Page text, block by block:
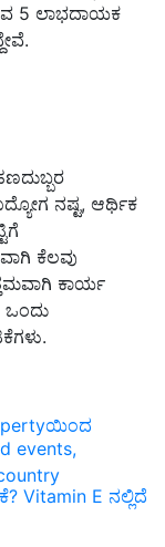
events,
5 ಲಾಭದಾಯಕ
ನಷ್ಟ, ಆರ್ಥಿಕ
ಗೆ
ಕೆಲವು
ಕಾರ್ಯ
E ನಲ್ಲಿದೆ